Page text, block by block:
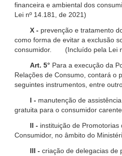
financeira e ambiental dos
Lei nº 14.181, de 2021)
X - prevenção e tratamento
como forma de evitar a exclusão
consumidor. (Incluído pela Lei
Art. 5° Para a execução da
Relações de Consumo, contará o
seguintes instrumentos, entre
I - manutenção de
gratuita para o consumidor
II - instituição de
Consumidor, no âmbito do
III - criação de delegacias de